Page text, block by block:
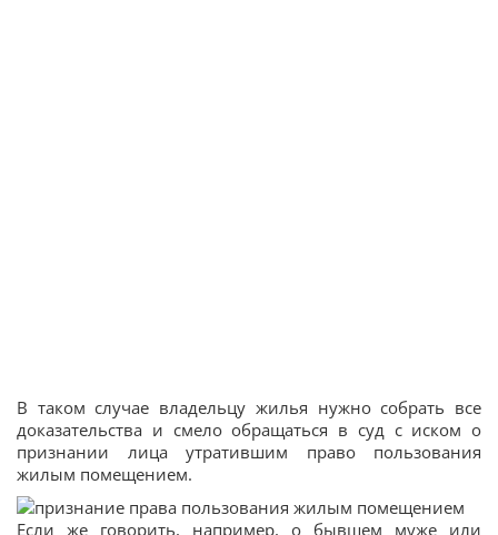
В таком случае владельцу жилья нужно собрать все
доказательства и смело обращаться в суд с иском о
признании лица утратившим право пользования
жилым помещением.
Если же говорить, например, о бывшем муже или